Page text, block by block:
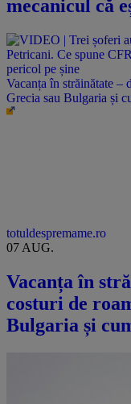
mecanicul că
Vacanța în străinătate –
Grecia sau Bulgaria și
totuldespremame.ro
07 AUG.
Vacanța în
costuri de
Bulgaria și